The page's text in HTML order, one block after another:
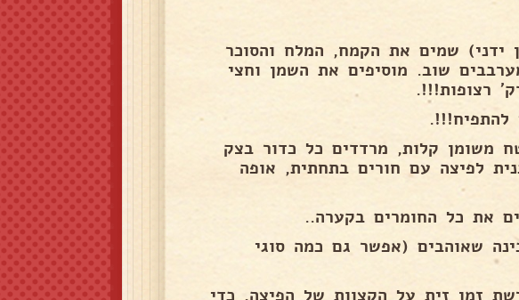
ידני) שמים את הקמח, המלח והסוכר
שוב. מוסיפים את השמן וחצי
להתפיח!!!.
משומן קלות, מרדדים כל כדור בצק
לפיצה עם חורים בתחתית, אופה
את כל החומרים בקערה..
שאוהבים (אפשר גם כמה סוגי